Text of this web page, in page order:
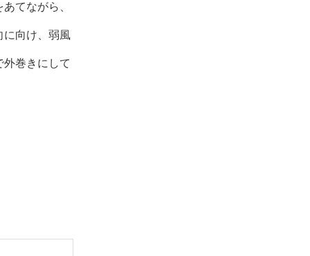
てながら、
に向け、弱風
巻きにして